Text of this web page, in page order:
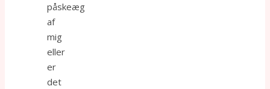
påskeæg
af
mig
eller
er
det